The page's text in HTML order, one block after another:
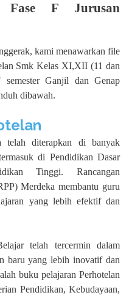
Fase F Jurusan
kami menawarkan file
Smk Kelas XI,XII (11 dan
Ganjil dan Genap
dibawah.
diterapkan di banyak
di Pendidikan Dasar
Tinggi. Rancangan
Merdeka membantu guru
yang lebih efektif dan
telah tercermin dalam
baru yang lebih inovatif dan
buku pelajaran Perhotelan
Pendidikan, Kebudayaan,